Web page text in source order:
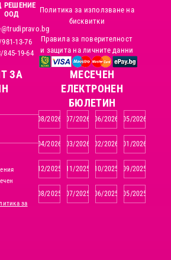
РЕШЕНИЕ
ООД
13-76
845-19-64
Политика за използване на
бисквитки
Правила за поверителност
и защита на личните данни
ЗА
за
MЕСЕЧЕН
ЕЛЕКТРОНЕН
БЮЛЕТИН
08/2026 07/2026 06/2026 05/2026
04/2026 03/2026 02/2026 01/2026
12/2025 11/2025 10/2025 09/2025
08/2025 07/2025 06/2025 05/2025